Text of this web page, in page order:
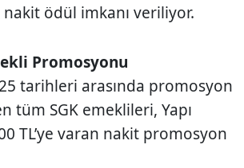
ödül imkanı veriliyor.
Promosyonu
tarihleri arasında promosyon
tüm SGK emeklileri, Yapı
TL’ye varan nakit promosyon